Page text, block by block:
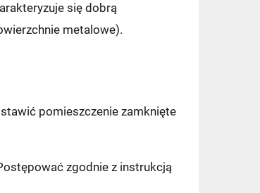
się dobrą
metalowe).
pomieszczenie zamknięte
zgodnie z instrukcją